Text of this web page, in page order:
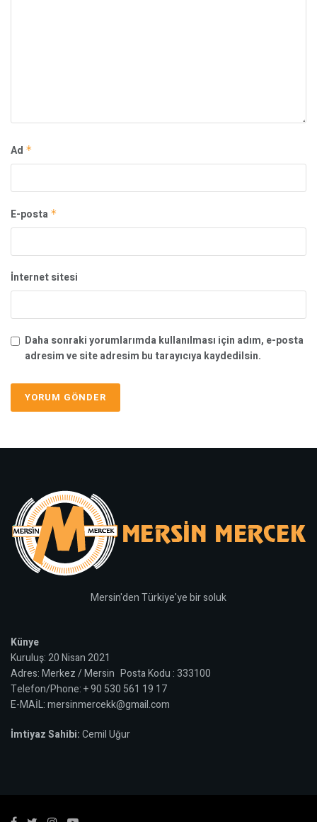
Ad *
E-posta *
İnternet sitesi
Daha sonraki yorumlarımda kullanılması için adım, e-posta
adresim ve site adresim bu tarayıcıya kaydedilsin.
Mersin'den Türkiye'ye bir soluk
Künye
Kuruluş: 20 Nisan 2021
Adres: Merkez / Mersin Posta Kodu : 333100
Telefon/Phone: + 90 530 561 19 17
E-MAİL: mersinmercekk@gmail.com
İmtiyaz Sahibi:Cemil Uğur